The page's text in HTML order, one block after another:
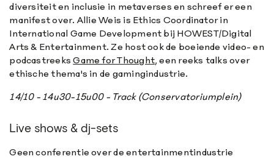
diversiteit en inclusie in metaverses en schreef er een
manifest over. Allie Weis is Ethics Coordinator in
International Game Development bij HOWEST/Digital
Arts & Entertainment. Ze host ook de boeiende video- en
podcastreeksGame for Thought, een reeks talks over
ethische thema's in de gamingindustrie.
14/10 - 14u30-15u00 - Track (Conservatoriumplein)
Live shows & dj-sets
Geen conferentie over de entertainmentindustrie